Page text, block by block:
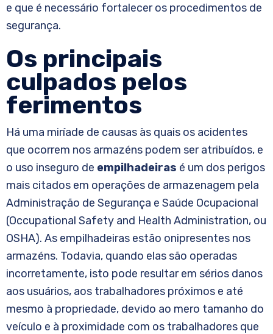
e que é necessário fortalecer os procedimentos de
segurança.
Os principais
culpados pelos
ferimentos
Há uma miríade de causas às quais os acidentes
que ocorrem nos armazéns podem ser atribuídos, e
o uso inseguro de empilhadeiras é um dos perigos
mais citados em operações de armazenagem pela
Administração de Segurança e Saúde Ocupacional
(Occupational Safety and Health Administration, ou
OSHA). As empilhadeiras estão onipresentes nos
armazéns. Todavia, quando elas são operadas
incorretamente, isto pode resultar em sérios danos
aos usuários, aos trabalhadores próximos e até
mesmo à propriedade, devido ao mero tamanho do
veículo e à proximidade com os trabalhadores que